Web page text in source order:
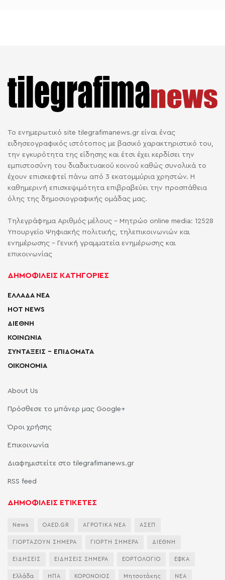
Το ενημερωτικό site tilegrafimanews.gr είναι ένας
ειδησεογραφικός ιστότοπος με βασικό χαρακτηριστικό του,
την εγκυρότητα της είδησης και έτσι έχει κερδίσει την
εμπιστοσύνη του διαδικτυακού κοινού καθώς συνολικά το
έχουν επισκεφτεί πάνω από 3 εκατομμύρια χρηστών. Η
καθημερινή επισκεψιμότητα επιβραβεύει την προσπάθεια
όλης της δημοσιογραφικής ομάδας μας.
Τηλεγράφημα Αριθμός μέλους - Μητρώο online media: 12528
Υπουργείο Ψηφιακής πολιτικής, τηλεπικοινωνιών και
ενημέρωσης - Γενική γραμματεία ενημέρωσης και
επικοινωνίας
ΔΗΜΟΦΙΛΕΙΣ ΚΑΤΗΓΟΡΙΕΣ
ΕΛΛΑΔΑ ΝΕΑ
HOT NEWS
ΔΙΕΘΝΗ
ΚΟΙΝΩΝΙΑ
ΣΥΝΤΑΞΕΙΣ – ΕΠΙΔΟΜΑΤΑ
ΟΙΚΟΝΟΜΙΑ
About Us
Πρόσθεσε το μπάνερ μας Google+
Όροι χρήσης
Επικοινωνία
Διαφημιστείτε στο tilegrafimanews.gr
RSS feed
ΔΗΜΟΦΙΛΕΙΣ ΕΤΙΚΕΤΕΣ
News OAED.GR ΑΓΡΟΤΙΚΑ ΝΕΑ ΑΣΕΠ
ΓΙΟΡΤΑΖΟΥΝ ΣΗΜΕΡΑ ΓΙΟΡΤΗ ΣΗΜΕΡΑ ΔΙΕΘΝΗ
ΕΙΔΗΣΕΙΣ ΕΙΔΗΣΕΙΣ ΣΗΜΕΡΑ ΕΟΡΤΟΛΟΓΙΟ ΕΦΚΑ
Ελλάδα ΗΠΑ ΚΟΡΟΝΟΙΟΣ Μητσοτάκης ΝΕΑ